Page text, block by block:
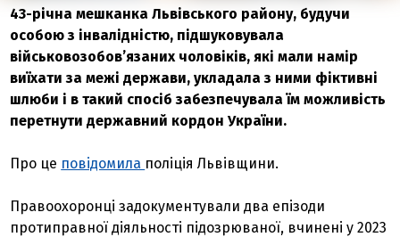
43-річна мешканка Львівського району, будучи
особою з інвалідністю, підшуковувала
військовозобов’язаних чоловіків, які мали намір
виїхати за межі держави, укладала з ними фіктивні
шлюби і в такий спосіб забезпечувала їм можливість
перетнути державний кордон України.
Про це повідомила поліція Львівщини.
Правоохоронці задокументували два епізоди
протиправної діяльності підозрюваної, вчинені у 2023